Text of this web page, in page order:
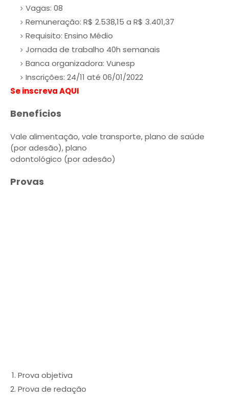
Vagas: 08
Remuneração: R$ 2.538,15 a R$ 3.401,37
Requisito: Ensino Médio
Jornada de trabalho 40h semanais
Banca organizadora: Vunesp
Inscrições: 24/11 até 06/01/2022
Se inscreva AQUI
Benefícios
Vale alimentação, vale transporte, plano de saúde
(por adesão), plano
odontológico (por adesão)
Provas
Prova objetiva
Prova de redação